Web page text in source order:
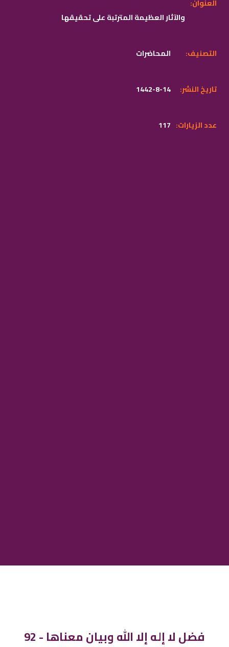
والآثار العظيمة المترتبة على تحقيقها
:العنوان
المحاضرات :التصنيف
1442-8-14 :تاريخ النشر
117 :عدد الزيارات
92 - فضل لا إله إلا الله وبيان معناها